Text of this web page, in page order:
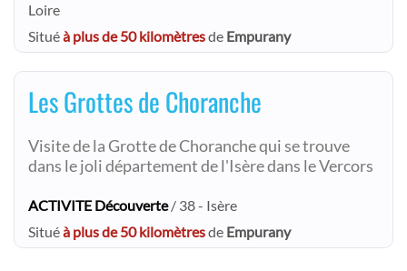
Loire
Situéà plus de 50 kilomètresde Empurany
Les Grottes de Choranche
Visite de la Grotte de Choranche qui se trouve
dans le joli département de l'Isère dans le Vercors
ACTIVITE Découverte/ 38 - Isère
Situéà plus de 50 kilomètresde Empurany